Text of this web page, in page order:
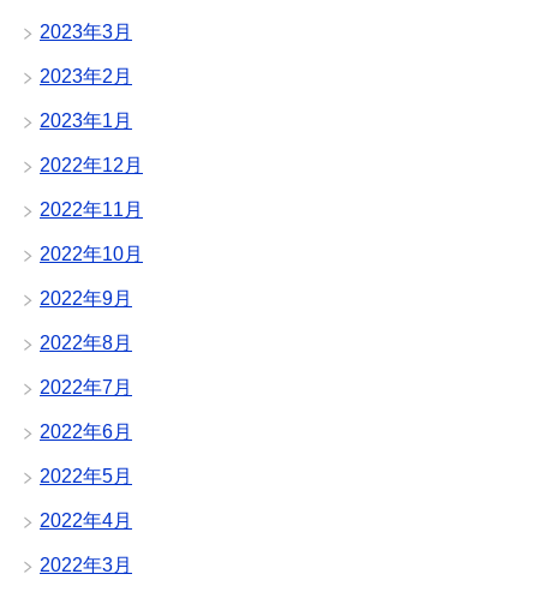
2023年3月
2023年2月
2023年1月
2022年12月
2022年11月
2022年10月
2022年9月
2022年8月
2022年7月
2022年6月
2022年5月
2022年4月
2022年3月